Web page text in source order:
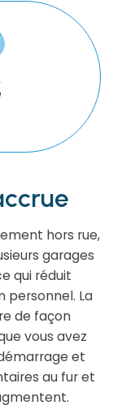
hors rue,
garages
qui réduit
personnel. La
de façon
vous avez
et
au fur et